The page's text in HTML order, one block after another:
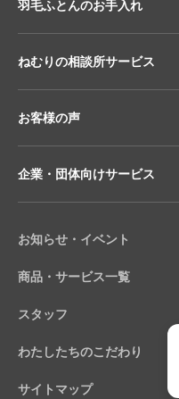
羽毛ふとんのお手入れ
ねむりの相談所サービス
お客様の声
企業・団体向けサービス
お知らせ・イベント
商品・サービス一覧
スタッフ
わたしたちのこだわり
サイトマップ